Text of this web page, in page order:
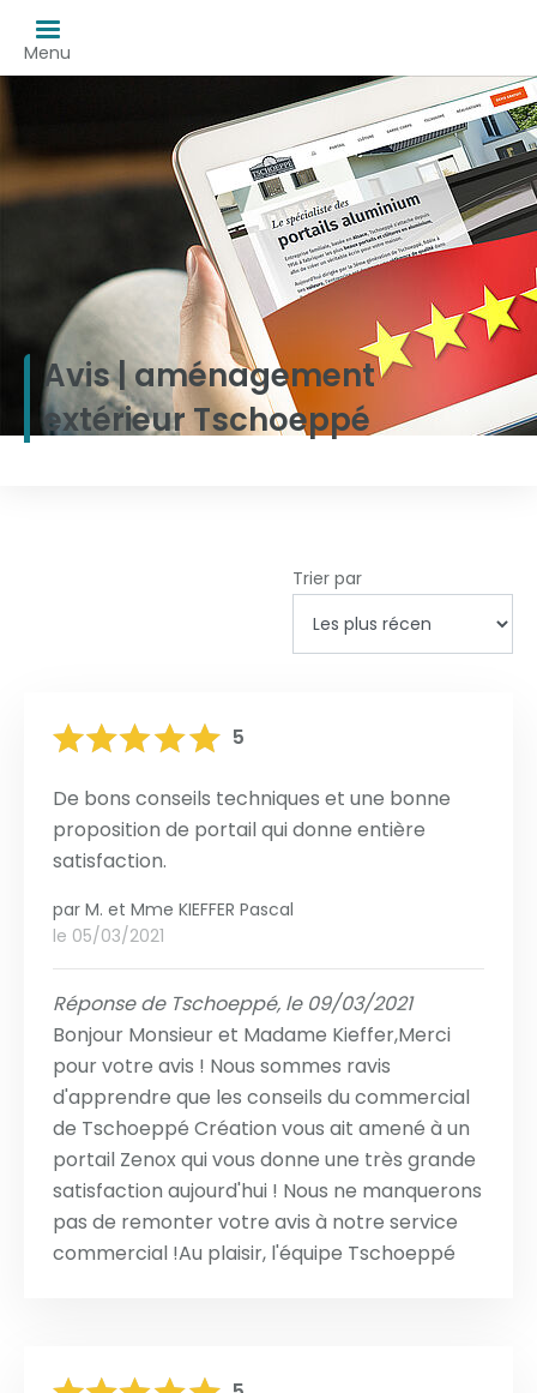
Menu
Avis | aménagement
extérieur Tschoeppé
Trier par
5
De bons conseils techniques et une bonne
proposition de portail qui donne entière
satisfaction.
par M. et Mme KIEFFER Pascal
le 05/03/2021
Réponse de Tschoeppé, le 09/03/2021
Bonjour Monsieur et Madame Kieffer,Merci
pour votre avis ! Nous sommes ravis
d'apprendre que les conseils du commercial
de Tschoeppé Création vous ait amené à un
portail Zenox qui vous donne une très grande
satisfaction aujourd'hui ! Nous ne manquerons
pas de remonter votre avis à notre service
commercial !Au plaisir, l'équipe Tschoeppé